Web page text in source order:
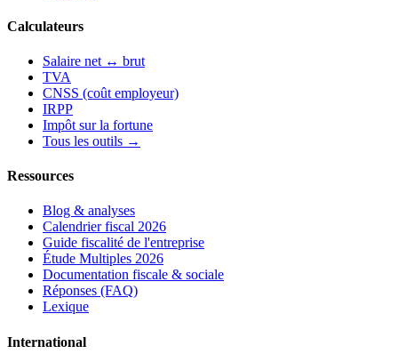
Calculateurs
Salaire net ↔ brut
TVA
CNSS (coût employeur)
IRPP
Impôt sur la fortune
Tous les outils →
Ressources
Blog & analyses
Calendrier fiscal 2026
Guide fiscalité de l'entreprise
Étude Multiples 2026
Documentation fiscale & sociale
Réponses (FAQ)
Lexique
International